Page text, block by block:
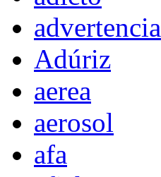
advertencia
Adúriz
aerea
aerosol
afa